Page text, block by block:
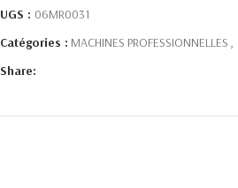
UGS : 06MR0031
Catégories : MACHINES PROFESSIONNELLES ,
Share: